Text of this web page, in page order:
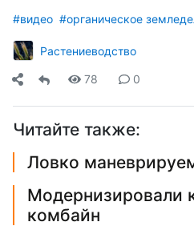
#видео #органическое
Растениеводство
78 0
Читайте также:
Ловко
Модернизировали
комбайн